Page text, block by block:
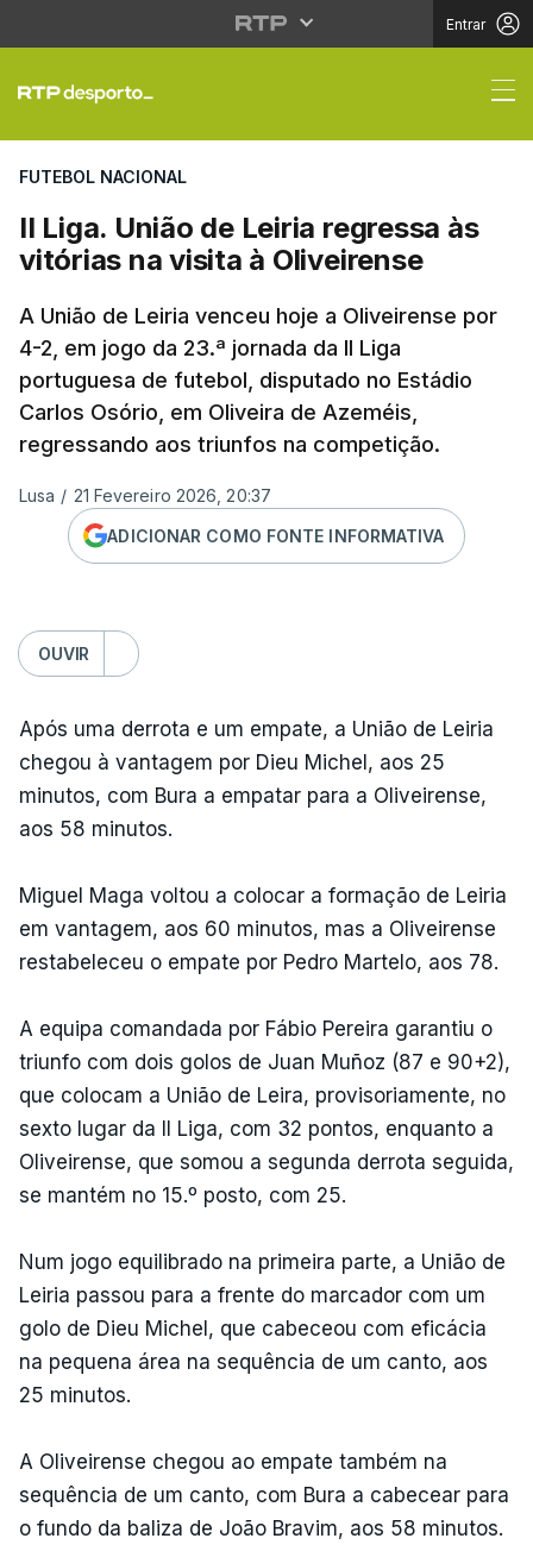
Entrar
II Liga. União de
FUTEBOL NACIONAL
II Liga. União de Leiria regressa às
vitórias na visita à Oliveirense
A União de Leiria venceu hoje a Oliveirense por
4-2, em jogo da 23.ª jornada da II Liga
portuguesa de futebol, disputado no Estádio
Carlos Osório, em Oliveira de Azeméis,
regressando aos triunfos na competição.
Lusa / 21 Fevereiro 2026, 20:37
ADICIONAR COMO FONTE INFORMATIVA
OUVIR
Após uma derrota e um empate, a União de Leiria
chegou à vantagem por Dieu Michel, aos 25
minutos, com Bura a empatar para a Oliveirense,
aos 58 minutos.
Miguel Maga voltou a colocar a formação de Leiria
em vantagem, aos 60 minutos, mas a Oliveirense
restabeleceu o empate por Pedro Martelo, aos 78.
A equipa comandada por Fábio Pereira garantiu o
triunfo com dois golos de Juan Muñoz (87 e 90+2),
que colocam a União de Leira, provisoriamente, no
sexto lugar da II Liga, com 32 pontos, enquanto a
Oliveirense, que somou a segunda derrota seguida,
se mantém no 15.º posto, com 25.
Num jogo equilibrado na primeira parte, a União de
Leiria passou para a frente do marcador com um
golo de Dieu Michel, que cabeceou com eficácia
na pequena área na sequência de um canto, aos
25 minutos.
A Oliveirense chegou ao empate também na
sequência de um canto, com Bura a cabecear para
o fundo da baliza de João Bravim, aos 58 minutos.